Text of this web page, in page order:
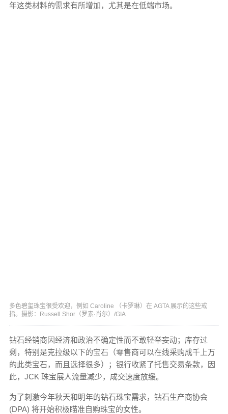
年这类材料的需求有所增加，尤其是在低端市场。
多色碧玺珠宝很受欢迎，例如 Caroline （卡罗琳）在 AGTA 展示的这些戒
指。摄影：Russell Shor（罗素·肖尔）/GIA
钻石经销商因经济和政治不确定性而不敢轻举妄动；库存过
剩，特别是克拉级以下的宝石（零售商可以在线采购成千上万
的此类宝石，而且选择很多）；银行收紧了托售交易条款，因
此，JCK 珠宝展人流量减少，成交速度放缓。
为了刺激今年秋天和明年的钻石珠宝需求，钻石生产商协会
(DPA) 将开始积极瞄准自购珠宝的女性。